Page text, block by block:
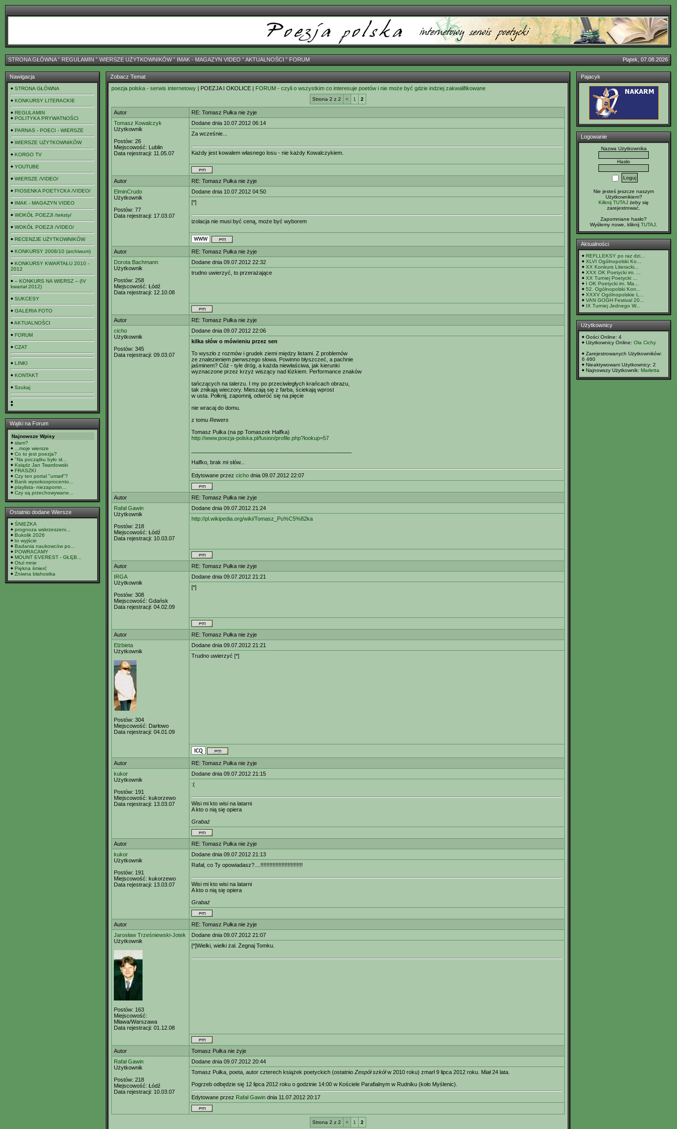
STRONA GŁÓWNAˇ REGULAMIN ˇ WIERSZE UŻYTKOWNIKÓWˇ IMAK - MAGAZYN VIDEO ˇAKTUALNOŚCI ˇ FORUM Piątek, 07.08.2026
Nawigacja
STRONA GŁÓWNA
KONKURSY LITERACKIE
REGULAMIN
POLITYKA PRYWATNOŚCI
PARNAS - POECI - WIERSZE
WIERSZE UŻYTKOWNIKÓW
KORGO TV
YOUTUBE
WIERSZE /VIDEO/
PIOSENKA POETYCKA /VIDEO/
IMAK - MAGAZYN VIDEO
WOKÓŁ POEZJI /teksty/
WOKÓŁ POEZJI /VIDEO/
RECENZJE UŻYTKOWNIKÓW
KONKURSY 2008/10 (archiwum)
KONKURSY KWARTAŁU 2010 -
2012
-- KONKURS NA WIERSZ -- (IV
kwartał 2012)
SUKCESY
GALERIA FOTO
AKTUALNOŚCI
FORUM
CZAT
LINKI
KONTAKT
Szukaj
Wątki na Forum
Najnowsze Wpisy
slam?
...moje wiersze
Co to jest poezja?
"Na początku było sł...
Ksiądz Jan Twardowski
FRASZKI
Czy ten portal "umarł"?
Bank wysokooprocento...
playlista- niezapomn...
Czy są przechowywane...
Ostatnio dodane Wiersze
ŚNIEŻKA
prognoza wskrzeszeni...
Bukolik 2026
to wyjście
Badania naukowców po...
POWRACAMY
MOUNT EVEREST - GŁĘB...
Otul mnie
Piękna śmierć
Żniwna błahostka
Zobacz Temat
poezja polska - serwis internetowy | POEZJA I OKOLICE | FORUM - czyli o wszystkim co interesuje poetów i nie może być gdzie indziej zakwalifikowane
Strona 2 z 2 < 1 2
Autor
RE: Tomasz Pułka nie żyje
Tomasz Kowalczyk
Użytkownik
Postów: 26
Miejscowość: Lublin
Data rejestracji: 11.05.07
Dodane dnia 10.07.2012 06:14
Za wcześnie...
Każdy jest kowalem własnego losu - nie każdy Kowalczykiem.
Autor
RE: Tomasz Pułka nie żyje
ElminCrudo
Użytkownik
Postów: 77
Data rejestracji: 17.03.07
Dodane dnia 10.07.2012 04:50
[*]
izolacja nie musi być ceną, może być wyborem
Autor
RE: Tomasz Pułka nie żyje
Dorota Bachmann
Użytkownik
Postów: 258
Miejscowość: Łódź
Data rejestracji: 12.10.08
Dodane dnia 09.07.2012 22:32
trudno uwierzyć, to przerażające
Autor
RE: Tomasz Pułka nie żyje
cicho
Użytkownik
Postów: 345
Data rejestracji: 09.03.07
Dodane dnia 09.07.2012 22:06
kilka słów o mówieniu przez sen
To wyszło z rozmów i grudek ziemi między listami. Z problemów
ze znalezieniem pierwszego słowa. Powinno błyszczeć, a pachnie
jaśminem? Cóż - tyle dróg, a każda niewłaściwa, jak kierunki
wyznaczone przez krzyż wiszący nad łóżkiem. Performance znaków
tańczących na talerzu. I my po przeciwległych krańcach obrazu,
tak znikają wieczory. Mieszają się z farba, ściekają wprost
w usta. Połknij, zapomnij, odwróć się na pięcie
nie wracaj do domu.
z tomu Rewers
Tomasz Pułka (na pp Tomaszek Halfka)
http://www.poezja-polska.pl/fusion/profile.php?lookup=57
Halfko, brak mi słów...
Edytowane przez cicho dnia 09.07.2012 22:07
Autor
RE: Tomasz Pułka nie żyje
Rafał Gawin
Użytkownik
Postów: 218
Miejscowość: Łódź
Data rejestracji: 10.03.07
Dodane dnia 09.07.2012 21:24
http://pl.wikipedia.org/wiki/Tomasz_Pu%C5%82ka
Autor
RE: Tomasz Pułka nie żyje
IRGA
Użytkownik
Postów: 308
Miejscowość: Gdańsk
Data rejestracji: 04.02.09
Dodane dnia 09.07.2012 21:21
[*]
Autor
RE: Tomasz Pułka nie żyje
Elżbieta
Użytkownik
Postów: 304
Miejscowość: Darłowo
Data rejestracji: 04.01.09
Dodane dnia 09.07.2012 21:21
Trudno uwierzyć [*]
Autor
RE: Tomasz Pułka nie żyje
kukor
Użytkownik
Postów: 191
Miejscowość: kukorzewo
Data rejestracji: 13.03.07
Dodane dnia 09.07.2012 21:15
:(
Wisi mi kto wisi na latarni
A kto o nią się opiera
Grabaż
Autor
RE: Tomasz Pułka nie żyje
kukor
Użytkownik
Postów: 191
Miejscowość: kukorzewo
Data rejestracji: 13.03.07
Dodane dnia 09.07.2012 21:13
Rafał, co Ty opowiadasz?....!!!!!!!!!!!!!!!!!!!!!!!!!!!!
Wisi mi kto wisi na latarni
A kto o nią się opiera
Grabaż
Autor
RE: Tomasz Pułka nie żyje
Jarosław Trześniewski-Jotek
Użytkownik
Postów: 163
Miejscowość:
Mława/Warszawa
Data rejestracji: 01.12.08
Dodane dnia 09.07.2012 21:07
[*]Wielki, wielki żal. Żegnaj Tomku.
Autor
Tomasz Pułka nie żyje
Rafał Gawin
Użytkownik
Postów: 218
Miejscowość: Łódź
Data rejestracji: 10.03.07
Dodane dnia 09.07.2012 20:44
Tomasz Pułka, poeta, autor czterech książek poetyckich (ostatnio Zespół szkółw 2010 roku) zmarł 9 lipca 2012 roku. Miał 24 lata.
Pogrzeb odbędzie się 12 lipca 2012 roku o godzinie 14:00 w Kościele Parafialnym w Rudniku (koło Myślenic).
Edytowane przez Rafał Gawin dnia 11.07.2012 20:17
Strona 2 z 2 < 1 2
Pajacyk
Logowanie
Nazwa Użytkownika
Hasło
Nie jesteś jeszcze naszym
Użytkownikiem?
Kilknij TUTAJ żeby się
zarejestrować.
Zapomniane hasło?
Wyślemy nowe, kliknij TUTAJ
Aktualności
REFLLEKSY po raz dzi...
XLVI Ogólnopolski Ko...
XX Konkurs Literacki...
XXX OK Poetycki im. ...
XX Turniej Poetycki ...
I OK Poetycki im. Ma...
52. Ogólnopolski Kon...
XXXV Ogólnopolskie L...
VAN GOGH Festival 20...
IX Turniej Jednego W...
Użytkownicy
Gości Online: 4
Użytkownicy Online: Ola Cichy
Zarejestrowanych Użytkowników:
6 460
Nieaktywowani Użytkownicy: 2
Najnowszy Użytkownik: Marletta